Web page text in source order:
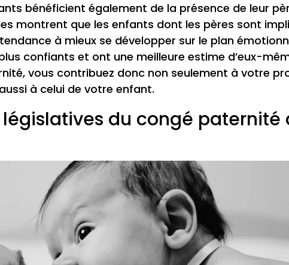
bénéficient également de la présence de leur
montrent que les enfants dont les pères sont
à mieux se développer sur le plan
confiants et ont une meilleure estime d’eux-
vous contribuez donc non seulement à votre
à celui de votre enfant.
législatives du congé paternité